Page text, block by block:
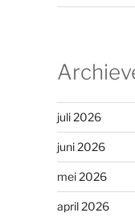
juli 2026
juni 2026
mei 2026
april 2026